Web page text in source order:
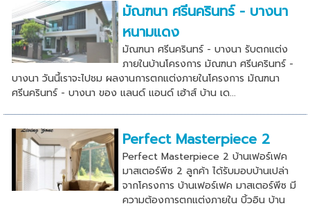
มัณฑนา ศรีนครินทร์ - บางนา
หนามแดง
มัณฑนา ศรีนครินทร์ - บางนา รับตกแต่ง
ภายในบ้านโครงการ มัณฑนา ศรีนครินทร์ -
บางนา วันนี้เราจะไปชม ผลงานการตกแต่งภายในโครงการ มัณฑนา
ศรีนครินทร์ - บางนา ของ แลนด์ แอนด์ เฮ้าส์ บ้าน เด...
Perfect Masterpiece 2
Perfect Masterpiece 2 บ้านเฟอร์เฟค
มาสเตอร์พีซ 2 ลูกค้า ได้รับมอบบ้านเปล่า
จากโครงการ บ้านเฟอร์เฟค มาสเตอร์พีซ มี
ความต้องการตกแต่งภายใน บิ้วอิน บ้าน